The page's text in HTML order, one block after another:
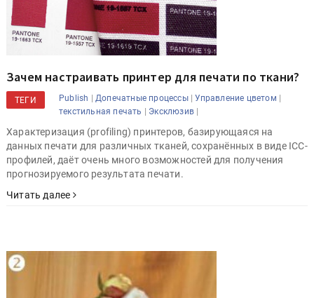
Зачем настраивать принтер для печати по ткани?
ТЕГИ Publish |Допечатные процессы|Управление цветом |
текстильная печать | Эксклюзив |
Характеризация (profiling) принтеров, базирующаяся на
данных печати для различных тканей, сохранённых в виде ICC-
профилей, даёт очень много возможностей для получения
прогнозируемого результата печати.
Читать далее